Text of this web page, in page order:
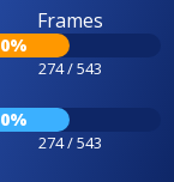
Frames
274 / 543
274 / 543